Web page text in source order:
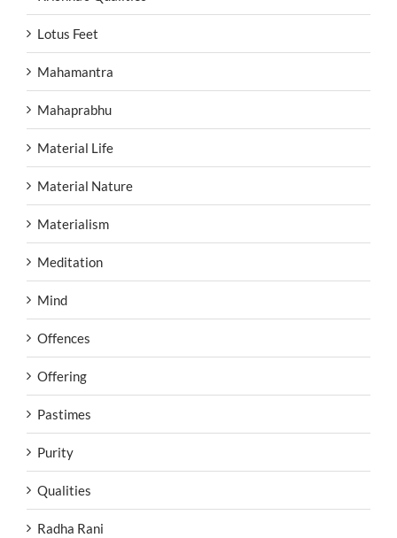
Lotus Feet
Mahamantra
Mahaprabhu
Material Life
Material Nature
Materialism
Meditation
Mind
Offences
Offering
Pastimes
Purity
Qualities
Radha Rani